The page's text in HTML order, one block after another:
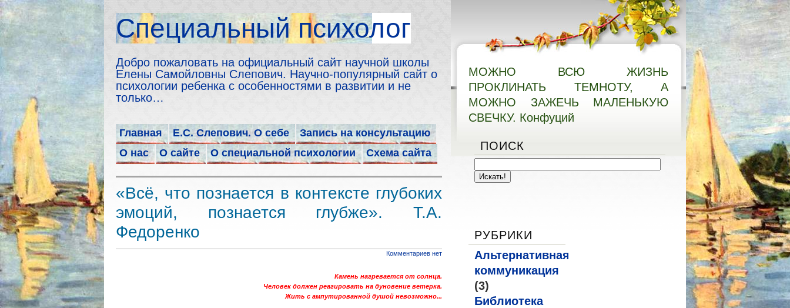
Cпециальный психолог
Добро пожаловать на официальный сайт научной школы
Елены Самойловны Слепович. Научно-популярный сайт о
психологии ребенка с особенностями в развитии и не
только…
Главная Е.С. Слепович. О себе
Запись на консультацию
О нас
О сайте О специальной психологии Схема сайта
«Всё, что познается в контексте глубоких
эмоций, познается глубже». Т.А.
Федоренко
Комментариев нет
Камень нагревается от солнца.
Человек должен реагировать на дуновение ветерка.
Жить с ампутированной душой невозможно...
МОЖНО ВСЮ ЖИЗНЬ
ПРОКЛИНАТЬ ТЕМНОТУ, А
МОЖНО ЗАЖЕЧЬ МАЛЕНЬКУЮ
СВЕЧКУ. Конфуций
ПОИСК
РУБРИКИ
Альтернативная
коммуникация
(3)
Библиотека